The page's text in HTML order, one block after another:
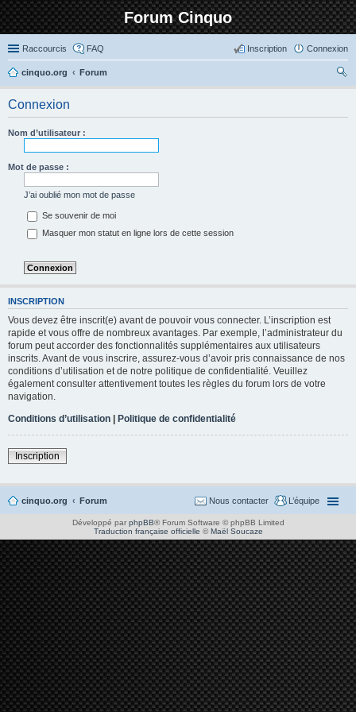
Forum Cinquo
Raccourcis FAQ Connexion
Inscription
cinquo.org
Forum
Connexion
Nom d’utilisateur :
Mot de passe :
J’ai oublié mon mot de passe
Se souvenir de moi
Masquer mon statut en ligne lors de cette session
INSCRIPTION
Vous devez être inscrit(e) avant de pouvoir vous connecter. L’inscription est
rapide et vous offre de nombreux avantages. Par exemple, l’administrateur du
forum peut accorder des fonctionnalités supplémentaires aux utilisateurs
inscrits. Avant de vous inscrire, assurez-vous d’avoir pris connaissance de nos
conditions d’utilisation et de notre politique de confidentialité. Veuillez
également consulter attentivement toutes les règles du forum lors de votre
navigation.
Conditions d’utilisation | Politique de confidentialité
Inscription
cinquo.org Forum L’équipe
Nous contacter
Développé par phpBB® Forum Software © phpBB Limited
Traduction française officielle ©Maël Soucaze